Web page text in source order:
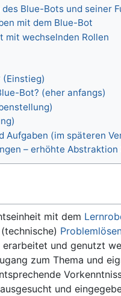
Blue-Bots und seiner
mit dem Blue-Bot
mit wechselnden Rollen
(Einstieg)
Bot? (eher anfangs)
Aufgaben (im späteren
– erhöhte
mit dem
erarbeitet und genutzt
zum Thema und
und